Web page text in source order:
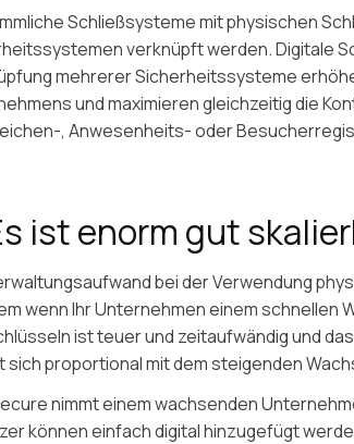
Schließsysteme mit physischen
verknüpft werden. Digitale
mehrerer Sicherheitssysteme
und maximieren gleichzeitig die
, Anwesenheits- oder
ist enorm gut
bei der Verwendung
wenn Ihr Unternehmen einem schnellen
ist teuer und zeitaufwändig und
sich proportional mit dem steigenden
nimmt einem wachsenden
können einfach digital hinzugefügt